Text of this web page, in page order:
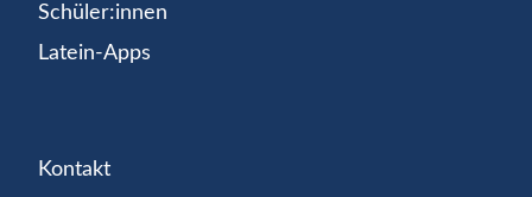
Schüler:innen
Latein-Apps
Kontakt